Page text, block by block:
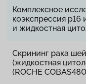
Комплексное
коэкспрессия p16
и жидкостная
Скрининг рака
(жидкостная
(ROCHE